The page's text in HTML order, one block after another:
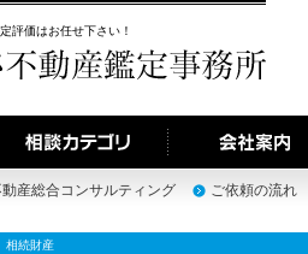
評価はお任せ下さい！
産総合コンサルティング ご依頼の流れ
相続財産